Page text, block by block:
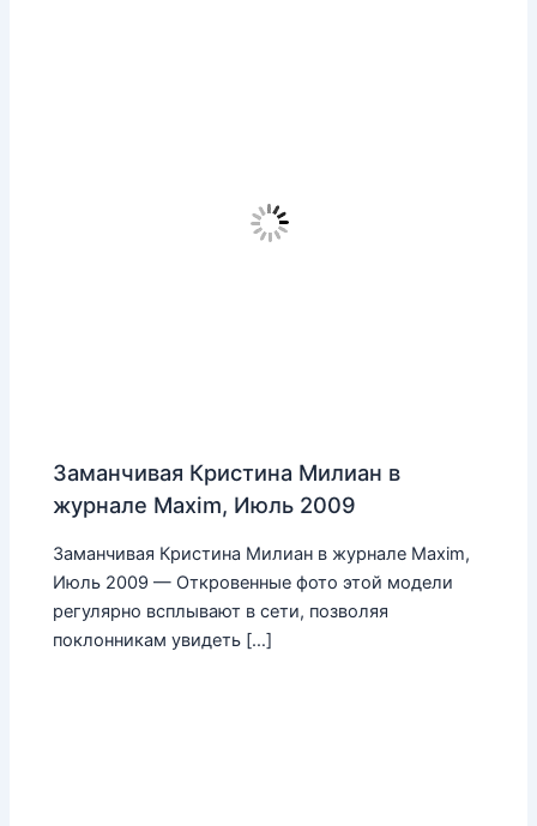
Заманчивая Кристина Милиан в
журнале Maxim, Июль 2009
Заманчивая Кристина Милиан в журнале Maxim,
Июль 2009 — Откровенные фото этой модели
регулярно всплывают в сети, позволяя
поклонникам увидеть […]